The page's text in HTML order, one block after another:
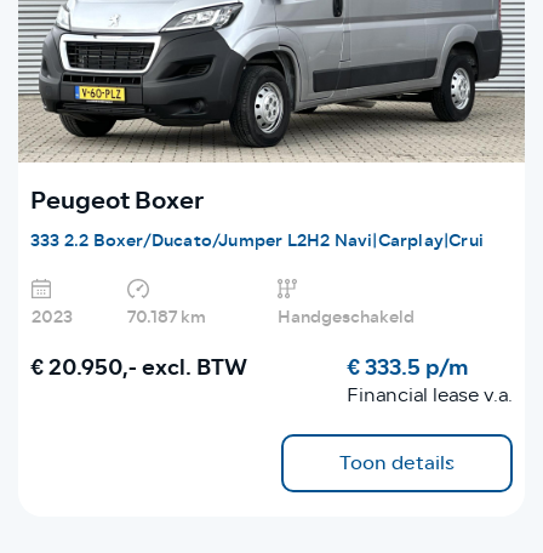
Peugeot Boxer
333 2.2 Boxer/Ducato/Jumper L2H2 Navi|Carplay|Crui
2023 70.187 km Handgeschakeld
€ 20.950,-excl. BTW € 333.5 p/m
Financial lease v.a.
Toon details